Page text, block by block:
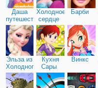
Даша
путешественница
Холодное
сердце
Барби
Эльза из
Холодного
сердца
Кухня
Сары
Винкс